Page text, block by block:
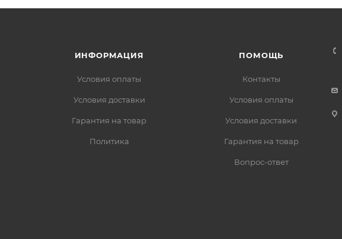
ИНФОРМАЦИЯ
Условия оплаты
Условия доставки
Гарантия на товар
Политика
ПОМОЩЬ
Контакты
Условия оплаты
Условия доставки
Гарантия на товар
Вопрос-ответ